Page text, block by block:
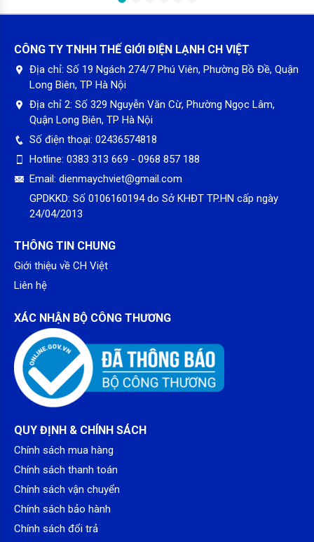
Lớp cách nhiệt không chứa CFC
Được cấu tạo bằng lớp bọt tổng hợp Polyurethane đậm đặc
không có CFC, lớp cách nhiệt đảm bảo giảm được sự thất
thoát nhiệt và tổn thất năng lượng
Bình bảo hành chính hãng 5 năm
CÔNG TY TNHH THẾ GIỚI ĐIỆN LẠNH CH VIỆT
Địa chỉ: Số 19 Ngách 274/7 Phú Viên, Phường Bồ Đề, Quận
Long Biên, TP Hà Nội
Địa chỉ 2: Số 329 Nguyễn Văn Cừ, Phường Ngọc Lâm,
Quận Long Biên, TP Hà Nội
Số điện thoại: 02436574818
Hotline: 0383 313 669 - 0968 857 188
Email: dienmaychviet@gmail.com
GPDKKD: Số 0106160194 do Sở KHĐT TP.HN cấp ngày
24/04/2013
THÔNG TIN CHUNG
Giới thiệu về CH Việt
Liên hệ
XÁC NHẬN BỘ CÔNG THƯƠNG
QUY ĐỊNH & CHÍNH SÁCH
Chính sách mua hàng
Chính sách thanh toán
Chính sách vận chuyển
Chính sách bảo hành
Chính sách đổi trả